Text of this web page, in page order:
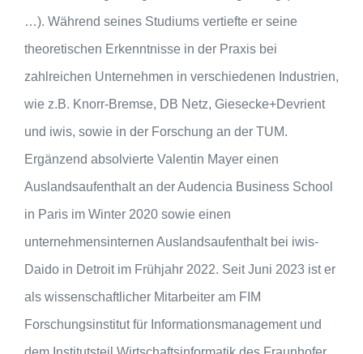
…). Während seines Studiums vertiefte er seine
theoretischen Erkenntnisse in der Praxis bei
zahlreichen Unternehmen in verschiedenen Industrien,
wie z.B. Knorr-Bremse, DB Netz, Giesecke+Devrient
und iwis, sowie in der Forschung an der TUM.
Ergänzend absolvierte Valentin Mayer einen
Auslandsaufenthalt an der Audencia Business School
in Paris im Winter 2020 sowie einen
unternehmensinternen Auslandsaufenthalt bei iwis-
Daido in Detroit im Frühjahr 2022. Seit Juni 2023 ist er
als wissenschaftlicher Mitarbeiter am FIM
Forschungsinstitut für Informationsmanagement und